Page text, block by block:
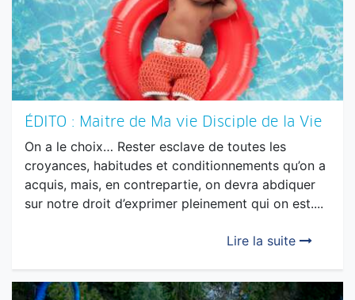
Lire la suite
On a le choix… Rester esclave de toutes les
acquis, mais, en contrepartie, on devra abdiquer